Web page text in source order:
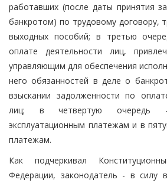
работавших (после даты принятия
банкротом) по трудовому договору,
выходных пособий; в третью
оплате деятельности лиц,
управляющим для обеспечения
него обязанностей в деле о
взыскании задолженности по
лиц; в четвертую очередь
эксплуатационным платежам и в
платежам.
Как подчеркивал
Федерации, законодатель - в силу